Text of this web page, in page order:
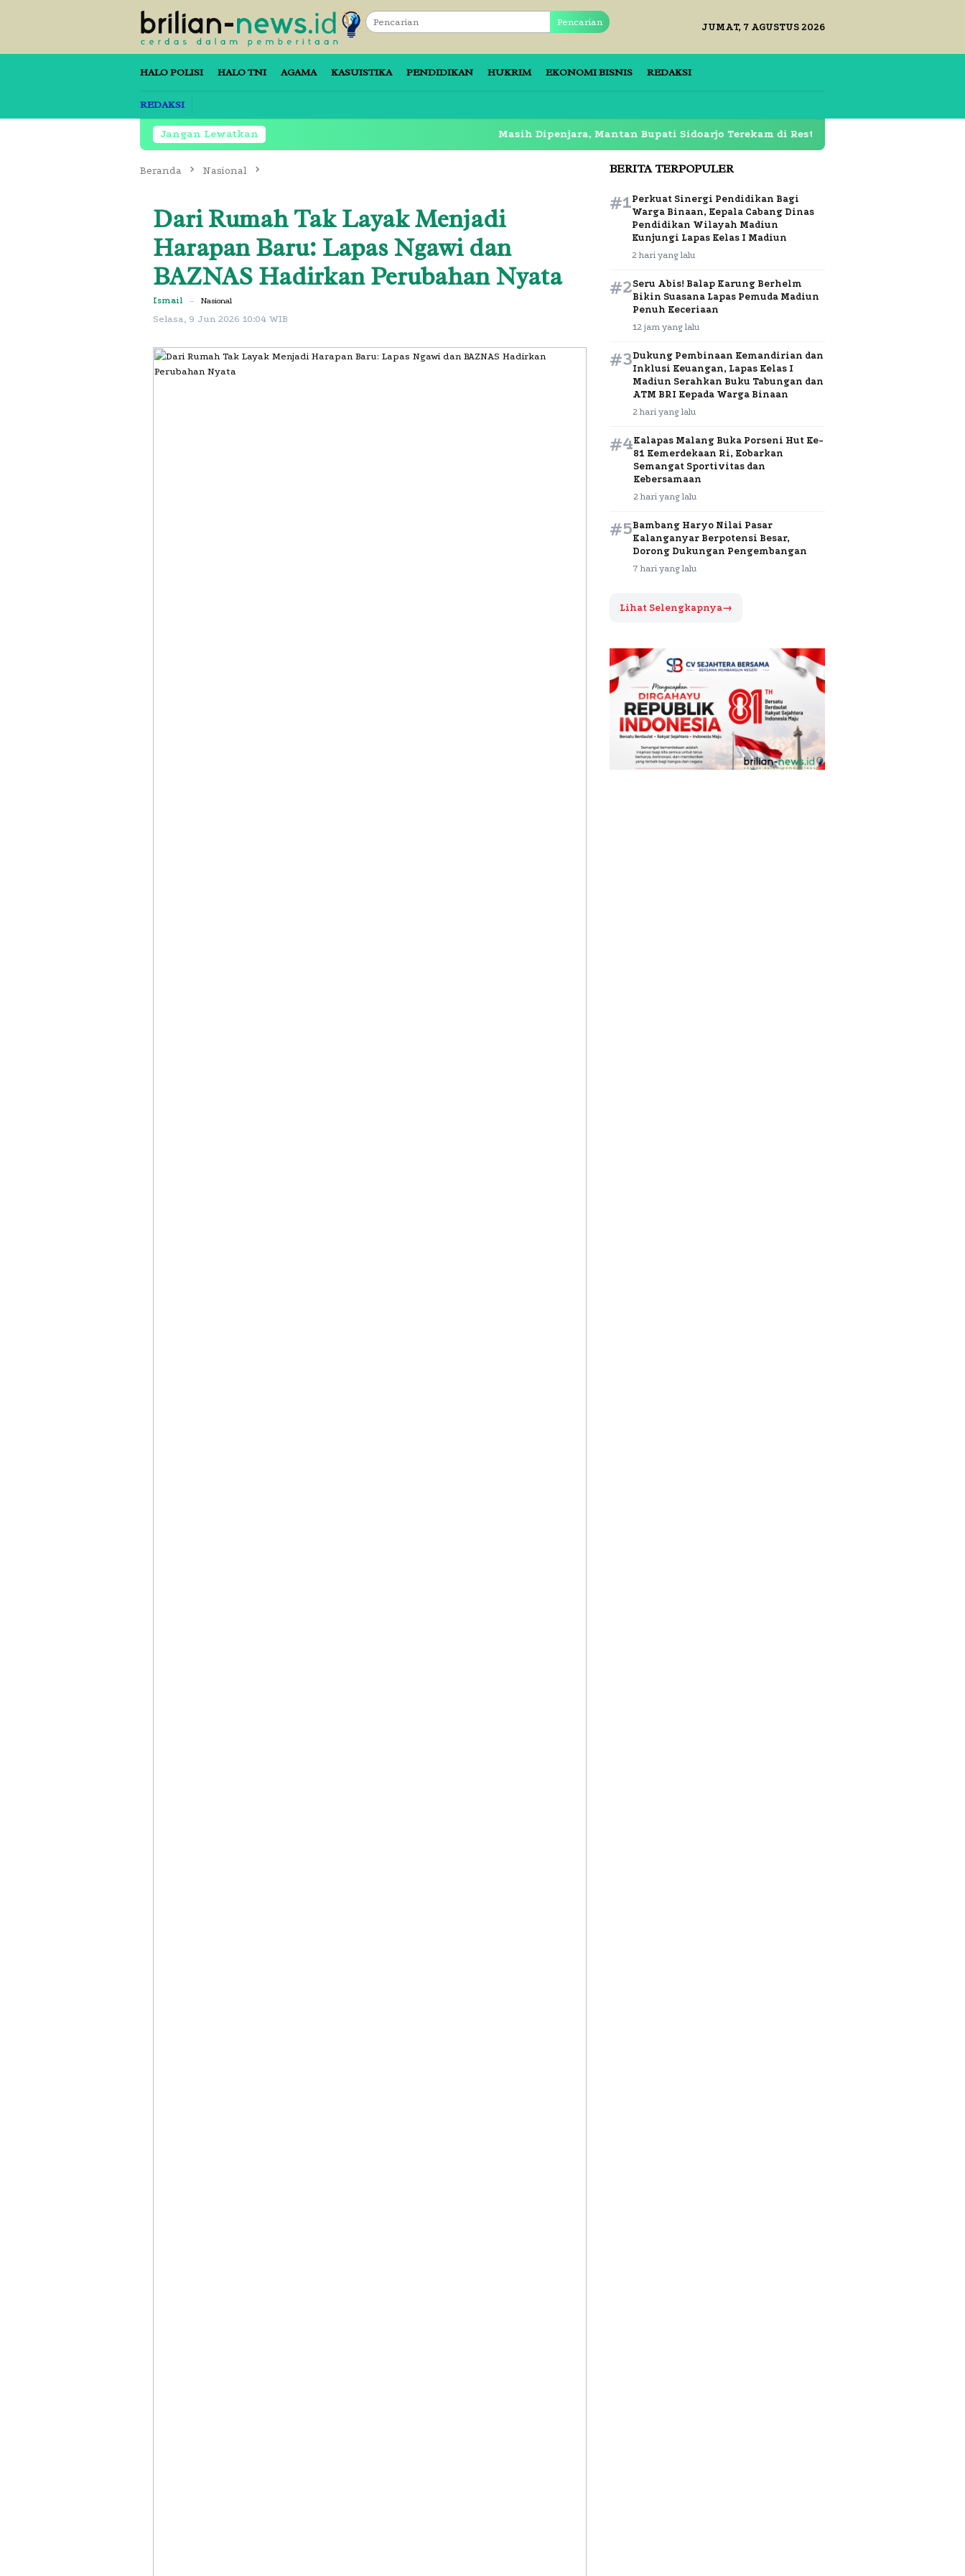
Pencarian JUMAT, 7 AGUSTUS 2026
HALO POLISI HALO TNI AGAMA KASUISTIKA PENDIDIKAN HUKRIM EKONOMI BISNIS REDAKSI
REDAKSI
Jangan Lewatkan Masih Dipenjara, Mantan Bupati Sidoarjo Terekam di Restoran Lapas Klas 1 Surabaya
Beranda Nasional
Dari Rumah Tak Layak Menjadi
Harapan Baru: Lapas Ngawi dan
BAZNAS Hadirkan Perubahan Nyata
Ismail – Nasional
Selasa, 9 Jun 2026 10:04 WIB
BERITA TERPOPULER
#1Perkuat Sinergi Pendidikan Bagi
Warga Binaan, Kepala Cabang Dinas
Pendidikan Wilayah Madiun
Kunjungi Lapas Kelas I Madiun
2 hari yang lalu
#2Seru Abis! Balap Karung Berhelm
Bikin Suasana Lapas Pemuda Madiun
Penuh Keceriaan
12 jam yang lalu
#3Dukung Pembinaan Kemandirian dan
Inklusi Keuangan, Lapas Kelas I
Madiun Serahkan Buku Tabungan dan
ATM BRI Kepada Warga Binaan
2 hari yang lalu
#4Kalapas Malang Buka Porseni Hut Ke-
81 Kemerdekaan Ri, Kobarkan
Semangat Sportivitas dan
Kebersamaan
2 hari yang lalu
#5Bambang Haryo Nilai Pasar
Kalanganyar Berpotensi Besar,
Dorong Dukungan Pengembangan
7 hari yang lalu
Lihat Selengkapnya→